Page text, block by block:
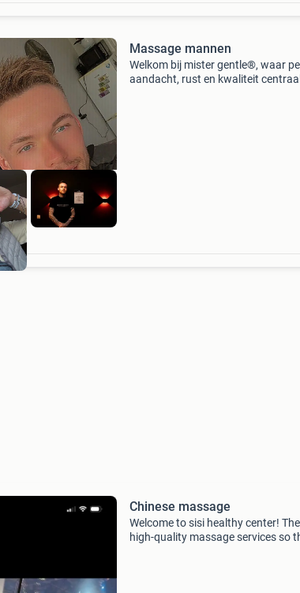
Massage mannen
Welkom bij mister gentle®, waar
aandacht, rust en kwaliteit
Chinese massage
Welcome to sisi healthy center!
high-quality massage services so